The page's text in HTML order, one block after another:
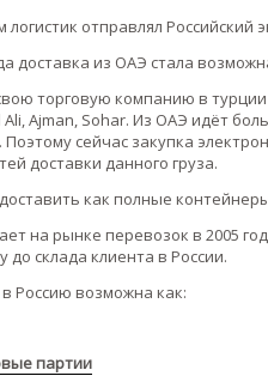
отправлял Российский
доставка из ОАЭ стала
торговую компанию в
Ali, Ajman, Sohar. Из ОАЭ идёт
сейчас закупка
доставки данного груза.
как полные
на рынке перевозок в 2005
до склада клиента в России.
Россию возможна как:
партии